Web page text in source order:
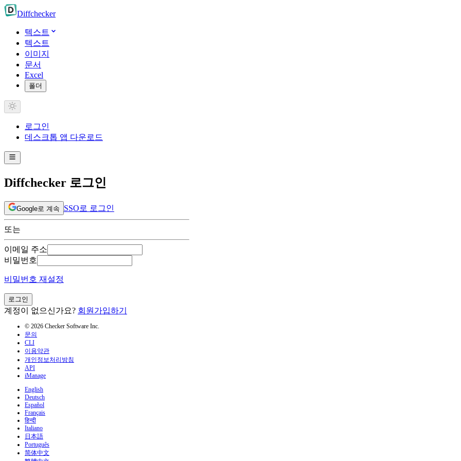
Diffchecker
텍스트
텍스트
이미지
문서
Excel
폴더
로그인
데스크톱 앱 다운로드
Diffchecker 로그인
Google로 계속 SSO로 로그인
또는
이메일 주소
비밀번호
비밀번호 재설정
로그인
계정이 없으신가요? 회원가입하기
© 2026 Checker Software Inc.
문의
CLI
이용약관
개인정보처리방침
API
iManage
English
Deutsch
Español
Français
हिन्दी
Italiano
日本語
Português
简体中文